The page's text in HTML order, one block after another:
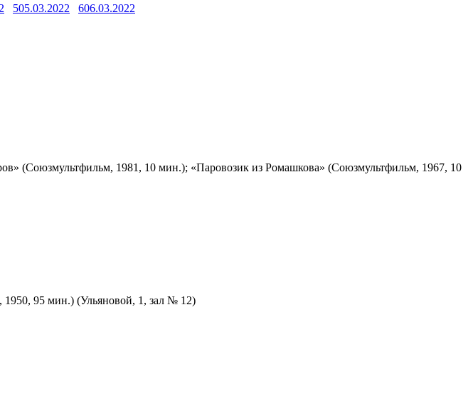
505.03.2022 606.03.2022
(Союзмультфильм, 1981, 10 мин.); «Паровозик из Ромашкова» (Союзмультфильм, 1967, 10
95 мин.) (Ульяновой, 1, зал № 12)